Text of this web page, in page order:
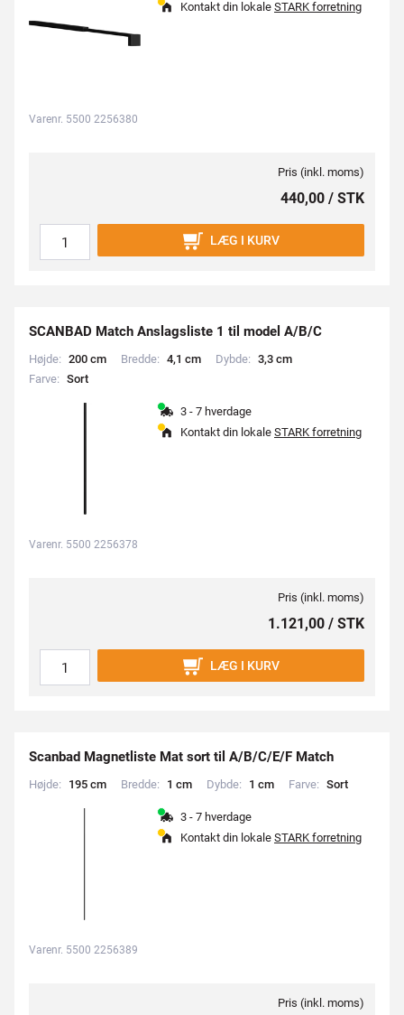
Kontakt din lokale STARK forretning
Varenr. 5500 2256380
Pris (inkl. moms)
440,00 / STK
LÆG I KURV
SCANBAD Match Anslagsliste 1 til model A/B/C
Højde: 200 cm Bredde: 4,1 cm Dybde: 3,3 cm
Farve: Sort
3 - 7 hverdage
Kontakt din lokale STARK forretning
Varenr. 5500 2256378
Pris (inkl. moms)
1.121,00 / STK
LÆG I KURV
Scanbad Magnetliste Mat sort til A/B/C/E/F Match
Højde: 195 cm Bredde: 1 cm Dybde: 1 cm Farve: Sort
3 - 7 hverdage
Kontakt din lokale STARK forretning
Varenr. 5500 2256389
Pris (inkl. moms)